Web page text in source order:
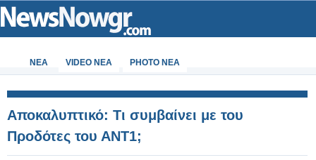
ΝΕΑ VIDEO NEA PHOTO NEA
Αποκαλυπτικό: Τι συμβαίνει με του
Προδότες του ΑΝΤ1;